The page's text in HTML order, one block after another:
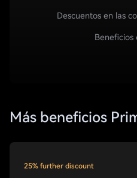
Descuentos en las
Beneficios
Más beneficios
25% further discount